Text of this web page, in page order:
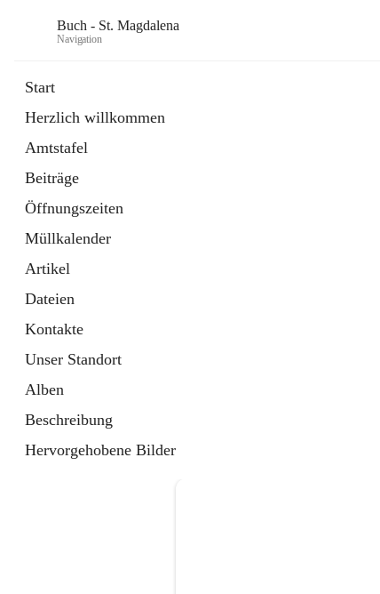
Buch - St. Magdalena
Navigation
Start
Herzlich willkommen
Amtstafel
Beiträge
Öffnungszeiten
Müllkalender
Artikel
Dateien
Kontakte
Unser Standort
Alben
Beschreibung
Hervorgehobene Bilder